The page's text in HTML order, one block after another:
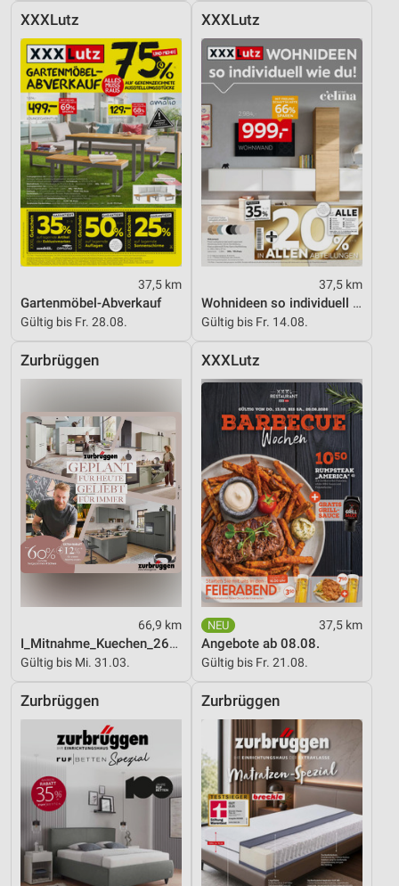
XXXLutz
37,5 km
Gartenmöbel-Abverkauf
Gültig bis Fr. 28.08.
XXXLutz
37,5 km
Wohnideen so individuell wie du!
Gültig bis Fr. 14.08.
Zurbrüggen
66,9 km
I_Mitnahme_Kuechen_26_ES
Gültig bis Mi. 31.03.
XXXLutz
37,5 km
Angebote ab 08.08.
Gültig bis Fr. 21.08.
Zurbrüggen Zurbrüggen